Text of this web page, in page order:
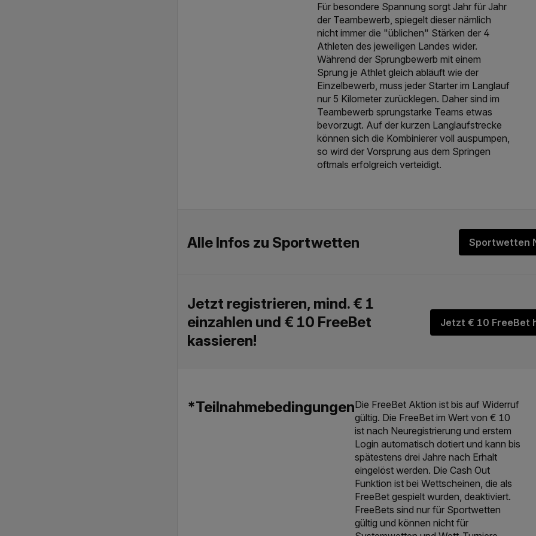
Für besondere Spannung sorgt Jahr für Jahr
der Teambewerb, spiegelt dieser nämlich
nicht immer die "üblichen" Stärken der 4
Athleten des jeweiligen Landes wider.
Während der Sprungbewerb mit einem
Sprung je Athlet gleich abläuft wie der
Einzelbewerb, muss jeder Starter im Langlauf
nur 5 Kilometer zurücklegen. Daher sind im
Teambewerb sprungstarke Teams etwas
bevorzugt. Auf der kurzen Langlaufstrecke
können sich die Kombinierer voll auspumpen,
so wird der Vorsprung aus dem Springen
oftmals erfolgreich verteidigt.
Sportwetten
Jetzt € 10 FreeBet
Die FreeBet Aktion ist bis auf Widerruf
gültig. Die FreeBet im Wert von € 10
ist nach Neuregistrierung und erstem
Login automatisch dotiert und kann bis
spätestens drei Jahre nach Erhalt
eingelöst werden. Die Cash Out
Funktion ist bei Wettscheinen, die als
FreeBet gespielt wurden, deaktiviert.
FreeBets sind nur für Sportwetten
gültig und können nicht für